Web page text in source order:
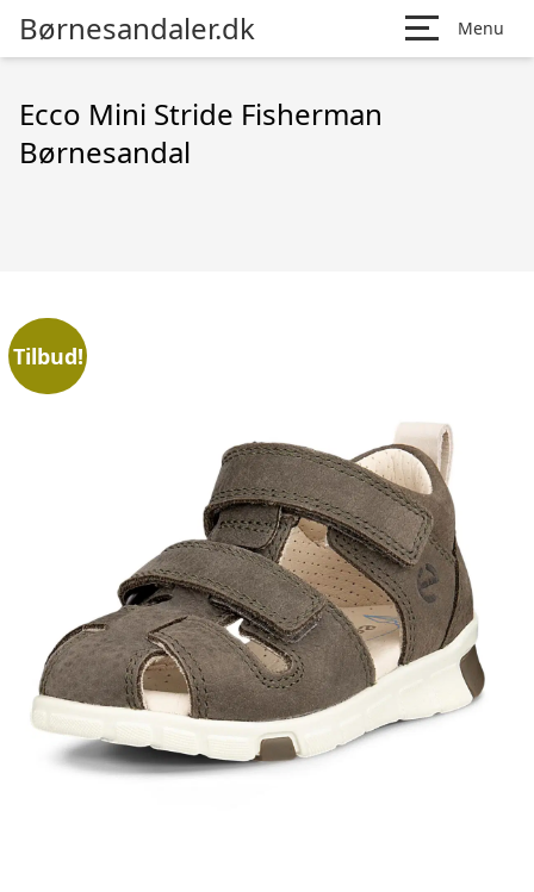
Børnesandaler.dk Menu
Ecco Mini Stride Fisherman
Børnesandal
Tilbud!